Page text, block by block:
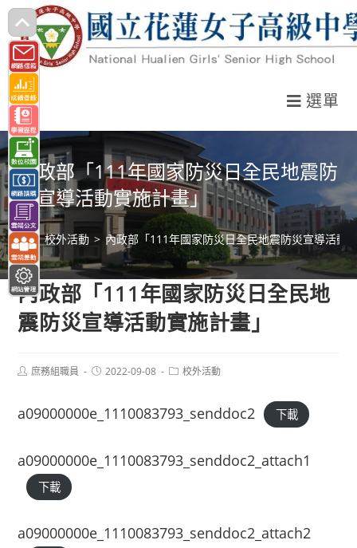
跳
轉
至
主
要
內
容
選單
內政部「111年國家防災日全民地震防
災宣導活動實施計畫」
> 校外活動 > 內政部「111年國家防災日全民地震防災宣導活動
內政部「111年國家防災日全民地
震防災宣導活動實施計畫」
Post庶務組職員
Post2022-09-08
Post校外活動
a09000000e_1110083793_senddoc2 下載
a09000000e_1110083793_senddoc2_attach1
下載
a09000000e_1110083793_senddoc2_attach2